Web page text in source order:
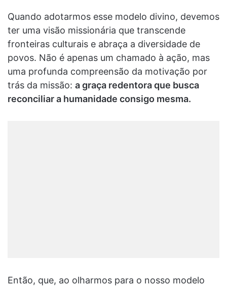
Quando adotarmos esse modelo divino, devemos
ter uma visão missionária que transcende
fronteiras culturais e abraça a diversidade de
povos. Não é apenas um chamado à ação, mas
uma profunda compreensão da motivação por
trás da missão: a graça redentora que busca
reconciliar a humanidade consigo mesma.
Então, que, ao olharmos para o nosso modelo